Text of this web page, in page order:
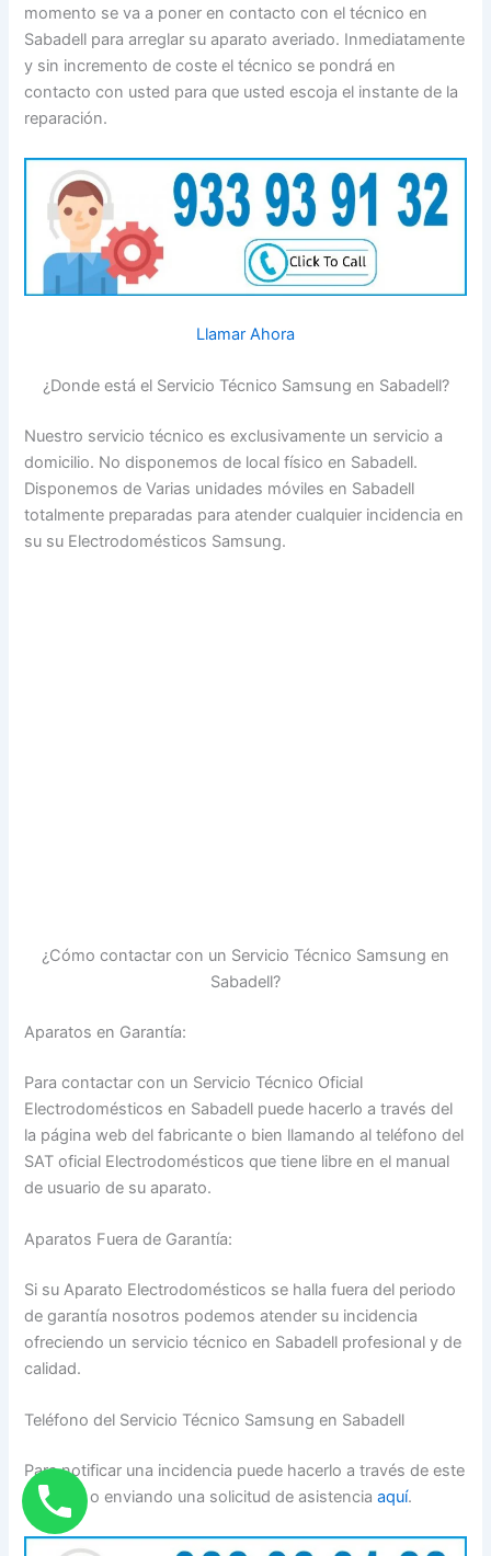
momento se va a poner en contacto con el técnico en
Sabadell para arreglar su aparato averiado. Inmediatamente
y sin incremento de coste el técnico se pondrá en
contacto con usted para que usted escoja el instante de la
reparación.
Llamar Ahora
¿Donde está el Servicio Técnico Samsung en Sabadell?
Nuestro servicio técnico es exclusivamente un servicio a
domicilio. No disponemos de local físico en Sabadell.
Disponemos de Varias unidades móviles en Sabadell
totalmente preparadas para atender cualquier incidencia en
su su Electrodomésticos Samsung.
¿Cómo contactar con un Servicio Técnico Samsung en
Sabadell?
Aparatos en Garantía:
Para contactar con un Servicio Técnico Oficial
Electrodomésticos en Sabadell puede hacerlo a través del
la página web del fabricante o bien llamando al teléfono del
SAT oficial Electrodomésticos que tiene libre en el manual
de usuario de su aparato.
Aparatos Fuera de Garantía:
Si su Aparato Electrodomésticos se halla fuera del periodo
de garantía nosotros podemos atender su incidencia
ofreciendo un servicio técnico en Sabadell profesional y de
calidad.
Teléfono del Servicio Técnico Samsung en Sabadell
Para notificar una incidencia puede hacerlo a través de este
teléfono o enviando una solicitud de asistenciaaquí.